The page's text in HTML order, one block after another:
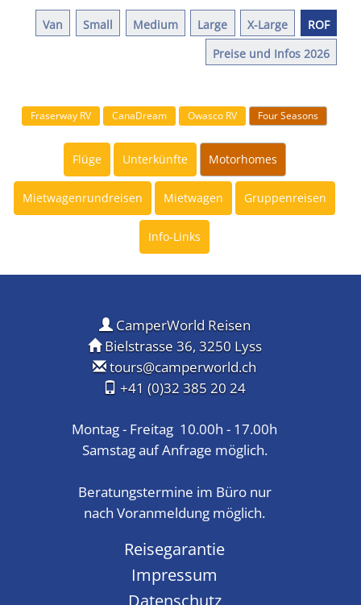
Van Small Medium Large X-Large
ROF
Preise und Infos 2026
Fraserway RV CanaDream Owasco RV Four Seasons
Flüge Unterkünfte Motorhomes
Mietwagenrundreisen Mietwagen Gruppenreisen
Info-Links
CamperWorld Reisen
Bielstrasse 36, 3250 Lyss
tours@camperworld.ch
+41 (0)32 385 20 24
Montag - Freitag 10.00h - 17.00h
Samstag auf Anfrage möglich.
Beratungstermine im Büro nur
nach Voranmeldung möglich.
Reisegarantie
Impressum
Datenschutz